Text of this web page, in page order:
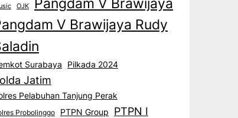
OJK
V Brawijaya Rudy
Surabaya Pilkada 2024
Jatim
Pelabuhan Tanjung Perak
Probolinggo PTPN Group PTPN I